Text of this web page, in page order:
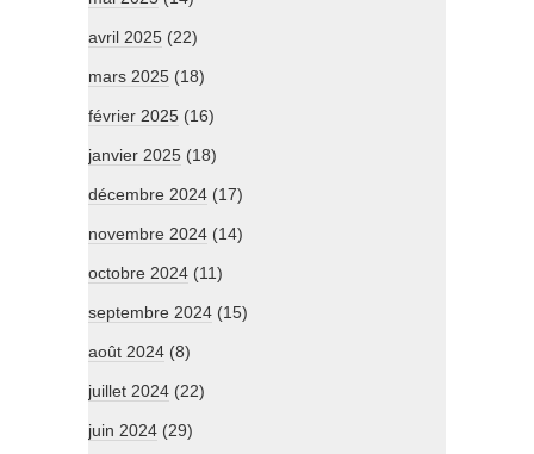
avril 2025 (22)
mars 2025 (18)
février 2025 (16)
janvier 2025 (18)
décembre 2024 (17)
novembre 2024 (14)
octobre 2024 (11)
septembre 2024 (15)
août 2024 (8)
juillet 2024 (22)
juin 2024 (29)